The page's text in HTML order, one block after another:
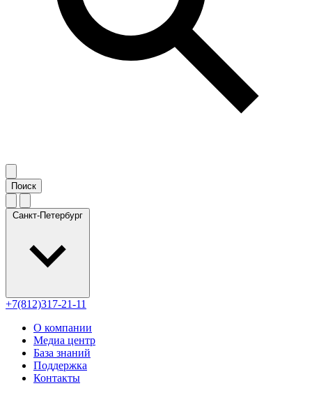
Санкт-Петербург
+7(812)317-21-11
О компании
Медиа центр
База знаний
Поддержка
Контакты